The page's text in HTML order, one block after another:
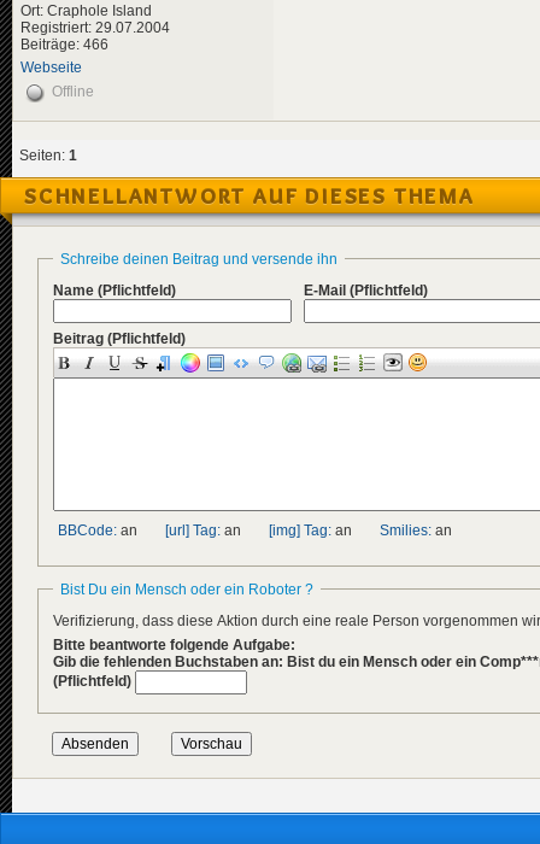
Ort: Craphole Island
Registriert: 29.07.2004
Beiträge: 466
Webseite
Offline
Seiten: 1
SCHNELLANTWORT AUF DIESES THEMA
Schreibe deinen Beitrag und versende ihn
Name (Pflichtfeld) E-Mail (Pflichtfeld)
Beitrag (Pflichtfeld)
BBCode: an [url] Tag: an [img] Tag: an Smilies: an
Bist Du ein Mensch oder ein Roboter ?
Verifizierung, dass diese Aktion durch eine reale Person vorgenommen
Bitte beantworte folgende Aufgabe:
Gib die fehlenden Buchstaben an: Bist du ein Mensch oder ein
(Pflichtfeld)